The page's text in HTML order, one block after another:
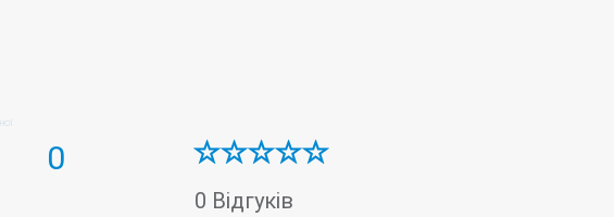
0
0 Відгуків